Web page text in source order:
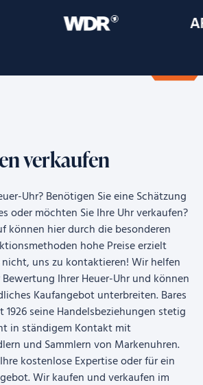
verkaufen
Uhr? Benötigen Sie eine Schätzung
oder möchten Sie Ihre Uhr verkaufen?
können hier durch die besonderen
hohe Preise erzielt
uns zu kontaktieren! Wir helfen
Ihrer Heuer-Uhr und können
Kaufangebot unterbreiten. Bares
seine Handelsbeziehungen stetig
in ständigem Kontakt mit
und Sammlern von Markenuhren.
kostenlose Expertise oder für ein
Wir kaufen und verkaufen im